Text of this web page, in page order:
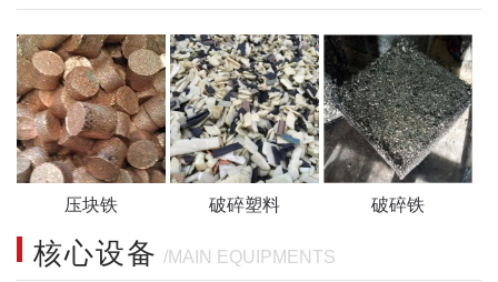
压块铁 破碎塑料 破碎铁
核心设备 /MAIN EQUIPMENTS